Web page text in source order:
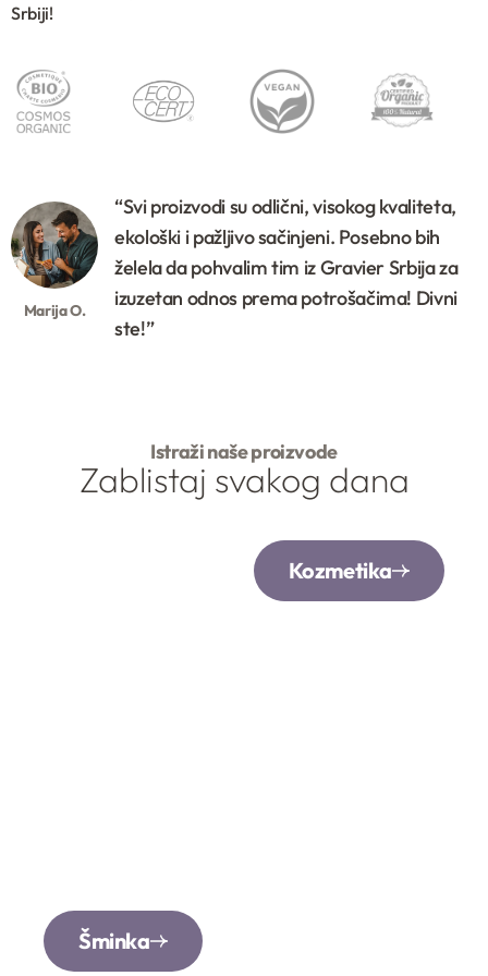
Srbiji!
“Svi proizvodi su odlični, visokog kvaliteta,
ekološki i pažljivo sačinjeni. Posebno bih
želela da pohvalim tim iz Gravier Srbija za
izuzetan odnos prema potrošačima! Divni
ste!”
Marija O.
Istraži naše proizvode
Zablistaj svakog dana
Kozmetika
Šminka